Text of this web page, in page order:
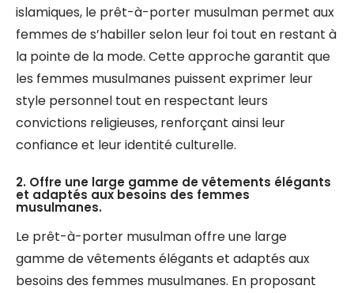
islamiques, le prêt-à-porter musulman permet aux
femmes de s’habiller selon leur foi tout en restant à
la pointe de la mode. Cette approche garantit que
les femmes musulmanes puissent exprimer leur
style personnel tout en respectant leurs
convictions religieuses, renforçant ainsi leur
confiance et leur identité culturelle.
2. Offre une large gamme de vêtements élégants
et adaptés aux besoins des femmes
musulmanes.
Le prêt-à-porter musulman offre une large
gamme de vêtements élégants et adaptés aux
besoins des femmes musulmanes. En proposant